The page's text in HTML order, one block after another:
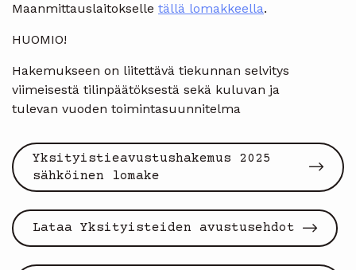
Maanmittauslaitokselle tällä lomakkeella.
HUOMIO!
Hakemukseen on liitettävä tiekunnan selvitys
viimeisestä tilinpäätöksestä sekä kuluvan ja
tulevan vuoden toimintasuunnitelma
Yksityistieavustushakemus 2025
sähköinen lomake
Lataa Yksityisteiden avustusehdot